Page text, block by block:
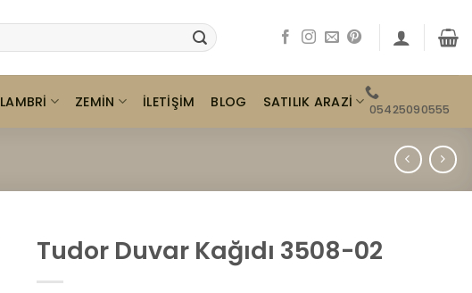
LAMBRI ZEMIN İLETIŞIM BLOG SATILIK ARAZI 05425090555
Tudor Duvar Kağıdı 3508-02